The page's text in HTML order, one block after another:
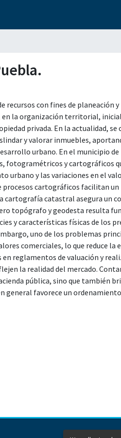
recursos con fines de planeación
la organización territorial,
privada. En la actualidad, se
y valorar inmuebles,
urbano. En el municipio
fotogramétricos y cartográficos
urbano y las variaciones en el
cartográficos facilitan
cartografía catastral asegura un
topógrafo y geodesta resulta
y características físicas de los
uno de los problemas
comerciales, lo que reduce la
reglamentos de valuación y
la realidad del mercado.
pública, sino que también
general favorece un